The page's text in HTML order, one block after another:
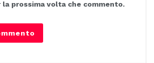
la prossima volta che commento.